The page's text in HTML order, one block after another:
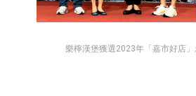
樂檸漢堡獲選2023年「嘉市好店